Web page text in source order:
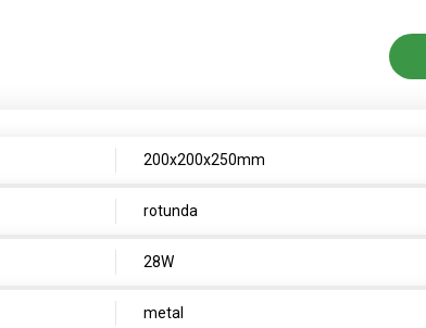
200x200x250mm
rotunda
28W
metal